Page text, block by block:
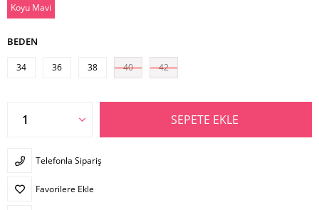
Koyu Mavi
BEDEN
34 36 38 40 42
Telefonla Sipariş
Favorilere Ekle